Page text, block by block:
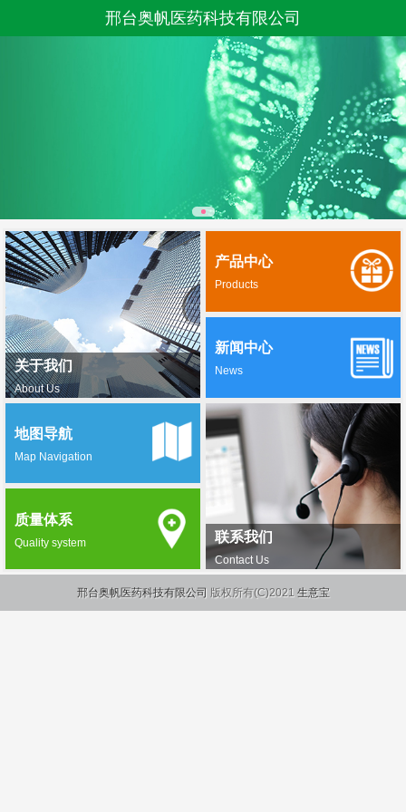
邢台奥帆医药科技有限公司
关于我们
About Us
产品中心
Products
新闻中心
News
联系我们
Contact Us
地图导航
Map Navigation
质量体系
Quality system
邢台奥帆医药科技有限公司 版权所有(C)2021 生意宝